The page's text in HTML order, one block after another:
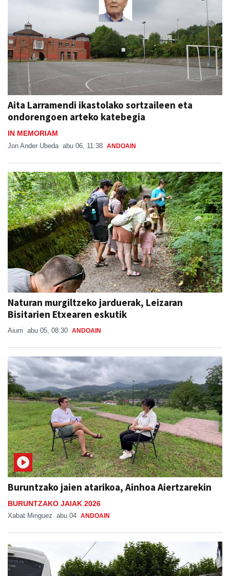
Aita Larramendi ikastolako sortzaileen eta
ondorengoen arteko katebegia
IN MEMORIAM
Jon Ander Ubeda abu 06, 11:38 ANDOAIN
Naturan murgiltzeko jarduerak, Leizaran
Bisitarien Etxearen eskutik
Aiurri abu 05, 08:30 ANDOAIN
Buruntzako jaien atarikoa, Ainhoa Aiertzarekin
BURUNTZAKO JAIAK 2026
Xabat Minguez abu 04 ANDOAIN